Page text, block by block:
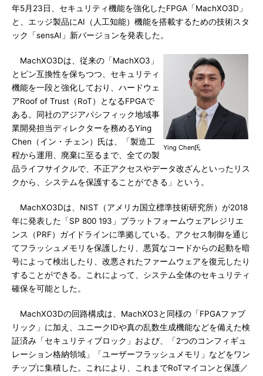
年5月23日、セキュリティ機能を強化したFPGA「MachXO3D」
と、エッジ製品にAI（人工知能）機能を搭載するための技術スタ
ック「sensAI」新バージョンを発表した。
Ying Chen氏
MachXO3Dは、従来の「MachXO3」
とピン互換性を保ちつつ、セキュリティ
機能を一段と強化しており、ハードウェ
アRoof of Trust（RoT）となるFPGAで
ある。同社のアジアパシフィック地域事
業開発担当ディレクターを務めるYing
Chen（イン・チェン）氏は、「製造工
程から運用、廃棄に至るまで、全ての製
品ライフサイクルで、不正アクセスやデータ改ざんといったリス
クから、システムを保護することができる」という。
MachXO3Dは、NIST（アメリカ国立標準技術研究所）が2018
年に発表した「SP 800 193」プラットフォームウェアレジリエ
ンス（PRF）ガイドラインに準拠している。アクセス制御を通じ
てフラッシュメモリを保護したり、悪質なコードからの起動を暗
号によって検出したり、改悪されたファームウェアを復元したり
することができる。これによって、システム全体のセキュリティ
確保を可能とした。
MachXO3Dの回路構成は、MachXO3と同様の「FPGAファブ
リック」に加え、ユニークIDや真の乱数生成機能などを備えた検
証済み「セキュリティブロック」および、「2つのコンフィギュ
レーション格納領域」「ユーザーフラッシュメモリ」などをワン
チップに集積した。これにより、これまでRoTマイコンと保護／